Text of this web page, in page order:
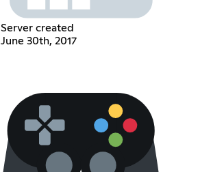
Server created
June 30th, 2017